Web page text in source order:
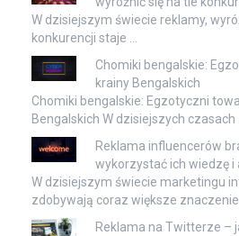
W dzisiejszym świecie reklamy,
konkurencji staje …
Chomiki bengalskie:
krainy Bengalskich
Chomiki bengalskie: Egzotyczni
Bengalskich W dzisiejszych czasach …
Reklama influencerów
wykorzystać ich wiedzę
W dzisiejszym świecie marketingu
zdobywają coraz większe znaczenie
Reklama na Twitterze –